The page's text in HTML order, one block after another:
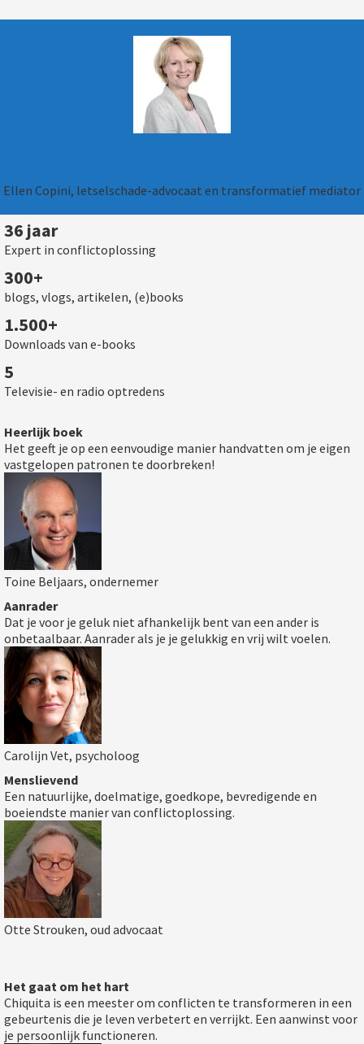
Ellen Copini, letselschade-advocaat en transformatief mediator
36 jaar
Expert in conflictoplossing
300+
blogs, vlogs, artikelen, (e)books
1.500+
Downloads van e-books
5
Televisie- en radio optredens
Heerlijk boek
Het geeft je op een eenvoudige manier handvatten om je eigen
vastgelopen patronen te doorbreken!
Toine Beljaars, ondernemer
Aanrader
Dat je voor je geluk niet afhankelijk bent van een ander is
onbetaalbaar. Aanrader als je je gelukkig en vrij wilt voelen.
Carolijn Vet, psycholoog
Menslievend
Een natuurlijke, doelmatige, goedkope, bevredigende en
boeiendste manier van conflictoplossing.
Otte Strouken, oud advocaat
Het gaat om het hart
Chiquita is een meester om conflicten te transformeren in een
gebeurtenis die je leven verbetert en verrijkt. Een aanwinst voor
je persoonlijk functioneren.